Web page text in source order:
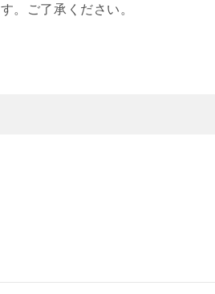
す。ご了承ください。